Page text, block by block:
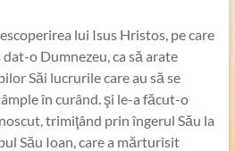
lui Isus Hristos, pe care
dat-o Dumnezeu, ca să arate
Săi lucrurile care au să se
în curând. şi le-a făcut-o
trimiţând prin îngerul Său la
Său Ioan, care a mărturisit